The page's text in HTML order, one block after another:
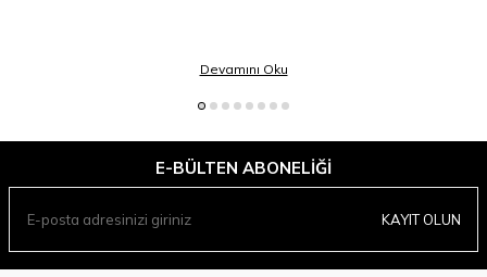
Devamını Oku
E-BÜLTEN ABONELIĞI
KAYIT OLUN